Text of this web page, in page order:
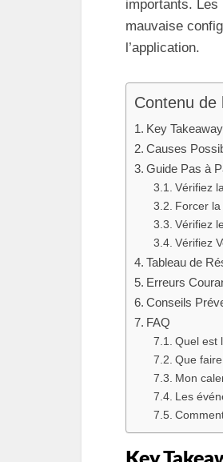
importants. Les
mauvaise
l’application.
Contenu de
Key
Causes
Guide Pas à
Vérifiez
Forcer
Vérifiez
Vérifiez
Tableau de
Erreurs
Conseils
FAQ
Quel est
Que
Mon
Les